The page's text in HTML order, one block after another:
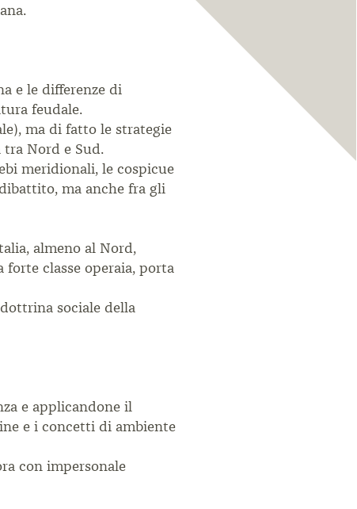
e le differenze di
feudale.
ma di fatto le strategie
Nord e Sud.
meridionali, le cospicue
ma anche fra gli
almeno al Nord,
forte classe operaia, porta
sociale della
e applicandone il
e i concetti di ambiente
con impersonale